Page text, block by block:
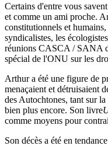
Certains d'entre vous
et comme un ami proche.
constitutionnels et
syndicalistes, les
réunions CASCA / SANA
spécial de l'ONU sur les
Arthur a été une figure de
menaçaient et détruisaient
des Autochtones, tant sur
bien plus encore. Son livre
comme moyens pour
Son décès a été en